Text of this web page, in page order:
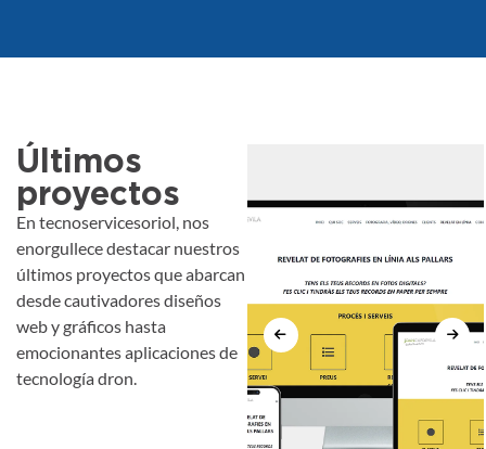
Últimos
proyectos
En tecnoservicesoriol, nos
enorgullece destacar nuestros
últimos proyectos que abarcan
desde cautivadores diseños
web y gráficos hasta
emocionantes aplicaciones de
tecnología dron.